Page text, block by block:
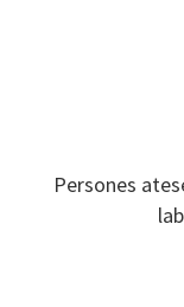
Persones